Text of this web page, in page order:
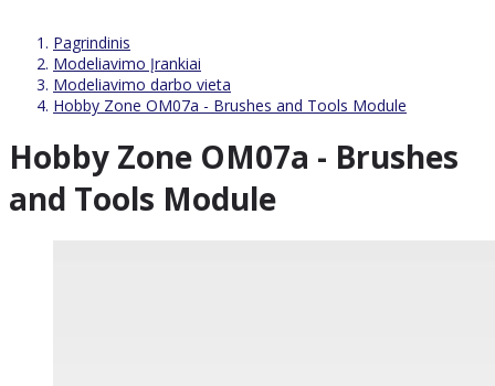
Pagrindinis
Modeliavimo Įrankiai
Modeliavimo darbo vieta
Hobby Zone OM07a - Brushes and Tools Module
Hobby Zone OM07a - Brushes
and Tools Module